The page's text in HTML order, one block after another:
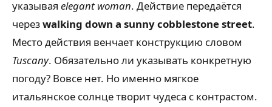
указывая elegant woman. Действие передаётся
черезwalking down a sunny cobblestone street.
Место действия венчает конструкцию словом
Tuscany. Обязательно ли указывать конкретную
погоду? Вовсе нет. Но именно мягкое
итальянское солнце творит чудеса с контрастом.